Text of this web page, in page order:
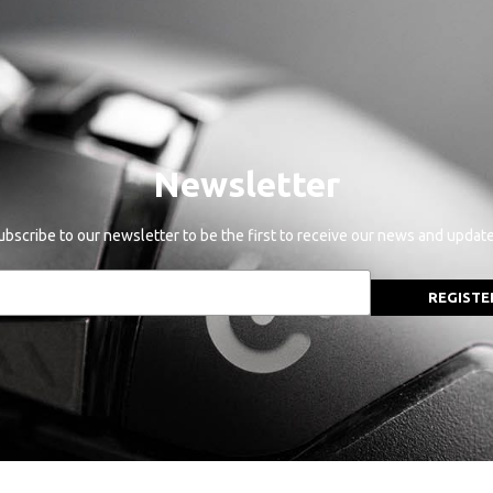
Newsletter
to our newsletter to be the first to receive our news and